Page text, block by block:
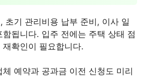
초기 관리비용 납부 준비, 이사 일
함됩니다. 입주 전에는 주택 상태 점
재확인이 필요합니다.
예약과 공과금 이전 신청도 미리